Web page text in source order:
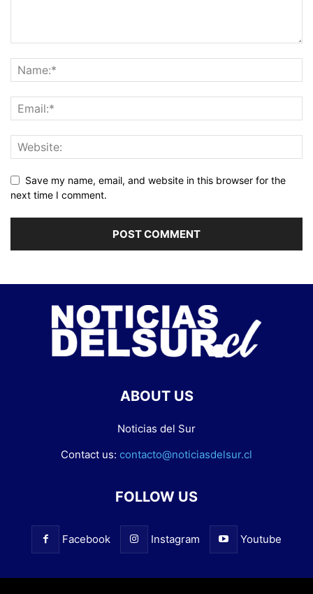
Save my name, email, and website in this browser for the
next time I comment.
ABOUT US
Noticias del Sur
Contact us: contacto@noticiasdelsur.cl
FOLLOW US
Facebook Instagram Youtube